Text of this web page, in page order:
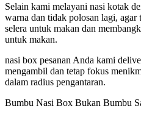
Selain kami melayani nasi kotak
warna dan tidak polosan lagi, agar
selera untuk makan dan
untuk makan.
nasi box pesanan Anda kami
mengambil dan tetap fokus
dalam radius pengantaran.
Bumbu Nasi Box Bukan Bumbu